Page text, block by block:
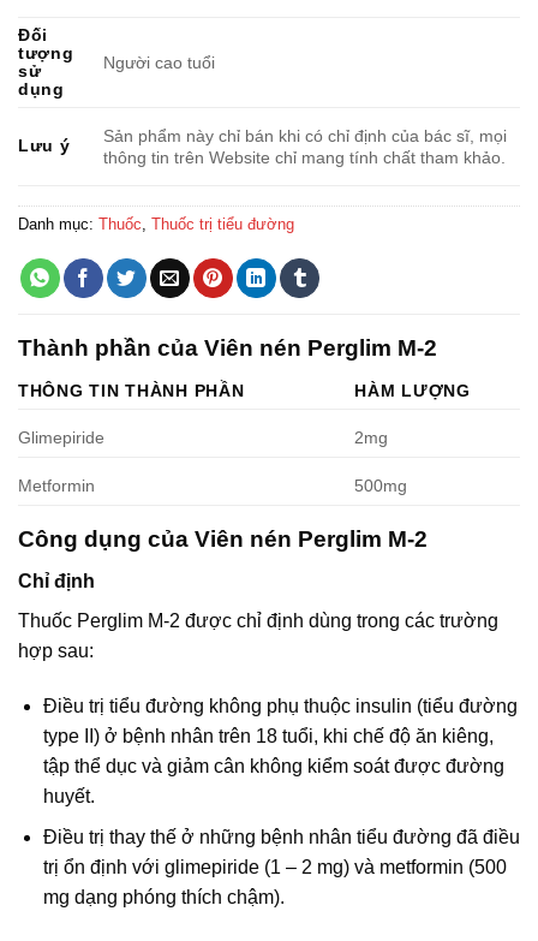
Đối
tượng
sử
dụng
Người cao tuổi
Lưu ý
Sản phẩm này chỉ bán khi có chỉ định của bác sĩ, mọi
thông tin trên Website chỉ mang tính chất tham khảo.
Danh mục: Thuốc Thuốc trị tiểu đường
Thành phần của Viên nén Perglim M-2
THÔNG TIN THÀNH PHẦN HÀM LƯỢNG
Glimepiride 2mg
Metformin 500mg
Công dụng của Viên nén Perglim M-2
Chỉ định
Thuốc Perglim M-2 được chỉ định dùng trong các trường
hợp sau:
Ðiều trị tiểu đường không phụ thuộc insulin (tiểu đường
type II) ở bệnh nhân trên 18 tuổi, khi chế độ ăn kiêng,
tập thể dục và giảm cân không kiểm soát được đường
huyết.
Điều trị thay thế ở những bệnh nhân tiểu đường đã điều
trị ổn định với glimepiride (1 – 2 mg) và metformin (500
mg dạng phóng thích chậm).